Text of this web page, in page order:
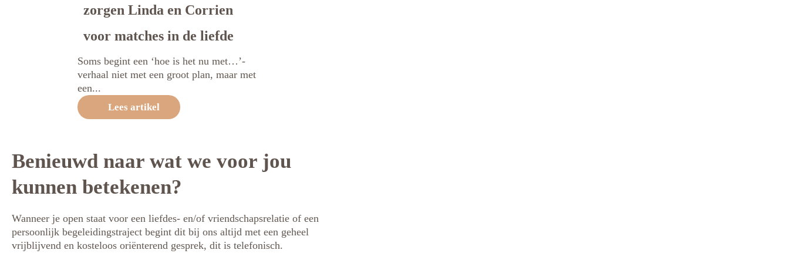
zorgen Linda en Corrien
voor matches in de liefde
Soms begint een ‘hoe is het nu met…’-
verhaal niet met een groot plan, maar met
een...
Lees artikel
Benieuwd naar wat we voor jou
kunnen betekenen?
Wanneer je open staat voor een liefdes- en/of vriendschapsrelatie of een
persoonlijk begeleidingstraject begint dit bij ons altijd met een geheel
vrijblijvend en kosteloos oriënterend gesprek, dit is telefonisch.